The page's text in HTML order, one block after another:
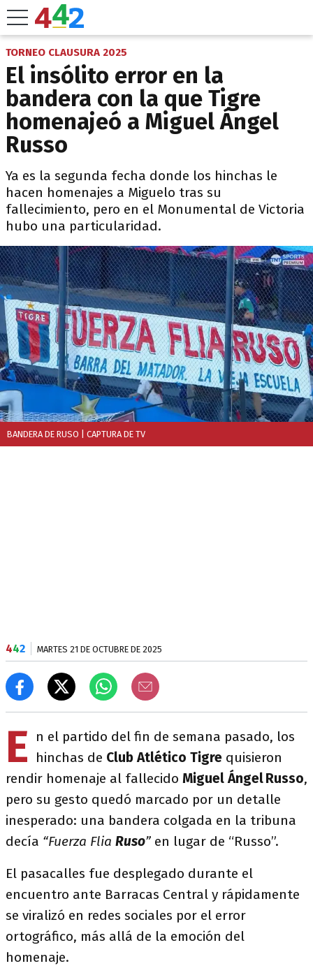
TORNEO CLAUSURA 2025
El insólito error en la
bandera con la que Tigre
homenajeó a Miguel Ángel
Russo
Ya es la segunda fecha donde los hinchas le
hacen homenajes a Miguelo tras su
fallecimiento, pero en el Monumental de Victoria
hubo una particularidad.
BANDERA DE RUSO | CAPTURA DE TV
442 MARTES 21 DE OCTUBRE DE 2025
E
n el partido del fin de semana pasado, los
hinchas de Club Atlético Tigre quisieron
rendir homenaje al fallecido Miguel Ángel Russo,
pero su gesto quedó marcado por un detalle
inesperado: una bandera colgada en la tribuna
decía “Fuerza Flia Ruso” en lugar de “Russo”.
El pasacalles fue desplegado durante el
encuentro ante Barracas Central y rápidamente
se viralizó en redes sociales por el error
ortográfico, más allá de la emoción del
homenaje.